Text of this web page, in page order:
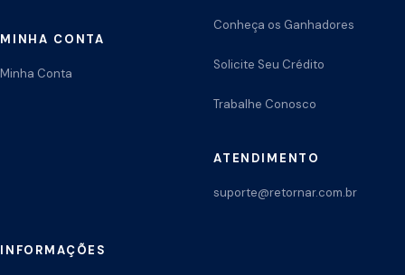
MINHA CONTA
Minha Conta
Conheça os Ganhadores
Solicite Seu Crédito
Trabalhe Conosco
ATENDIMENTO
suporte@retornar.com.br
INFORMAÇÕES